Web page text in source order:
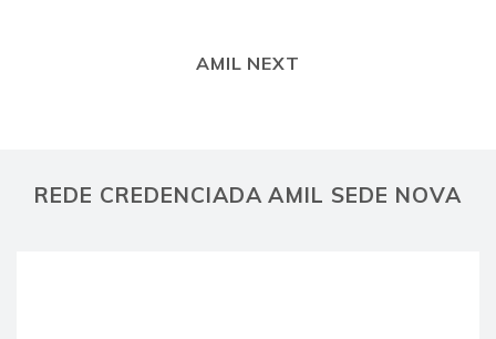
AMIL NEXT
REDE CREDENCIADA AMIL SEDE NOVA